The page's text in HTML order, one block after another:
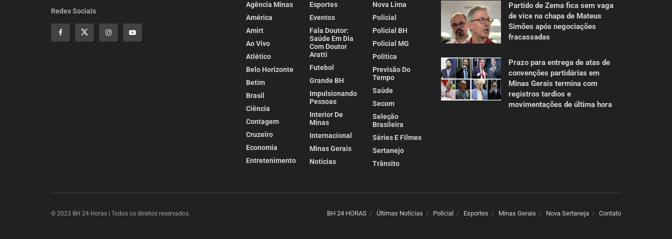
Redes Sociais
Agência Minas
América
Amirt
Ao Vivo
Atlético
Belo Horizonte
Betim
Brasil
Ciência
Contagem
Cruzeiro
Economia
Entretenimento
Esportes
Eventos
Fala Doutor:
Saúde Em Dia
Com Doutor
Aratti
Futebol
Grande BH
Impulsionando
Pessoas
Interior De
Minas
Internacional
Minas Gerais
Noticias
Nova Lima
Policial
Policial BH
Policial MG
Politica
Previsão Do
Tempo
Saúde
Secom
Seleção
Brasileira
Séries E Filmes
Sertanejo
Trânsito
Partido de Zema fica sem vaga
de vice na chapa de Mateus
Simões após negociações
fracassadas
Prazo para entrega de atas de
convenções partidárias em
Minas Gerais termina com
registros tardios e
movimentações de última hora
BH 24 HORAS Últimas Notícias Policial Esportes Minas Gerais Nova Sertaneja Contato
© 2023 BH 24 Horas | Todos os direitos reservados.